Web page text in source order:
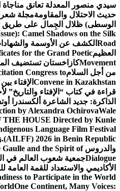
سيدي منصور المعدلة تعانق مناجاة
حديث الاحتلال والمقاومةمجلة
الوسطى) ظلال الجِمال على طريق
Camel Shadows on the Silk
Road الكشف عن الأوسمة
العظيمfor the Grand Poetic
Movementكازاخستان تستضيف
من أجل السلامCongress to
Convene in Kazakhstan الإفتاء
قراءة في كتاب “الإفتاء والتاريخ”
الذاكرة: جديد الشاعرة ألكسندرا
by Alexandra OchirovaWale
THE HOUSE Directed by Kunle
Language Film Festival
(AILFF) 2026 in Benin Republic.
والدروسand the Spirit of
Dialogueجمعية شعوب العالم في
الأكاديمي والاستعداد للقمة العامة
to Participate in the World
One Continent, Many Voices: